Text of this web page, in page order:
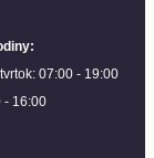
:
07:00 - 19:00
- 16:00